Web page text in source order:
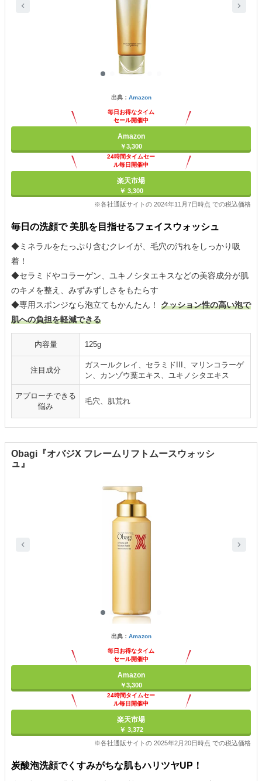
出典： Amazon
毎日お得なタイム
セール開催中
Amazon
￥3,300
24時間タイムセー
ル毎日開催中
楽天市場
￥ 3,300
※各社通販サイトの 2024年11月7日時点 での税込価格
毎日の洗顔で 美肌を目指せるフェイスウォッシュ
◆ミネラルをたっぷり含むクレイが、毛穴の汚れをしっかり吸
着！
◆セラミドやコラーゲン、ユキノシタエキスなどの美容成分が肌
のキメを整え、みずみずしさをもたらす
◆専用スポンジなら泡立てもかんたん！ クッション性の高い泡で
肌への負担を軽減できる
内容量 125g
注目成分
ガスールクレイ、セラミドIII、マリンコラーゲ
ン、カンゾウ葉エキス、ユキノシタエキス
アプローチできる
悩み
毛穴、肌荒れ
Obagi『オバジX フレームリフトムースウォッシ
ュ』
出典： Amazon
毎日お得なタイム
セール開催中
Amazon
￥3,300
24時間タイムセー
ル毎日開催中
楽天市場
￥ 3,372
※各社通販サイトの 2025年2月20日時点 での税込価格
炭酸泡洗顔でくすみがちな肌もハリツヤUP！